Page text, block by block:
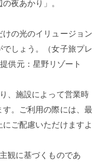
夜あかり」。
の光のイリュージョン
しょう。（女子旅プレ
供元：星野リゾート
、施設によって営業時
。ご利用の際には、最
ご配慮いただけますよ
観に基づくものであ